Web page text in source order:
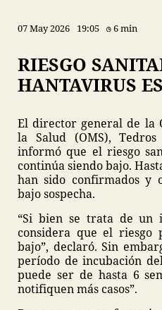
07 May 2026 19:05 6 min
RIESGO
HANTAVIRUS
El director general de la
la Salud (OMS), Tedros
informó que el riesgo
continúa siendo bajo.
han sido confirmados y
bajo sospecha.
“Si bien se trata de un
considera que el riesgo
bajo”, declaró. Sin
período de incubación
puede ser de hasta 6
notifiquen más casos”.